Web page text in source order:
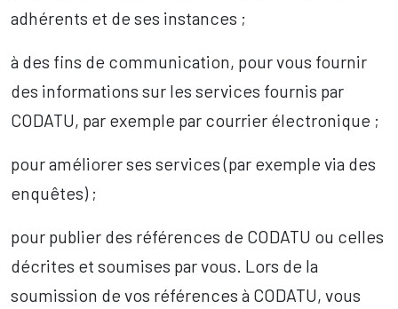
adhérents et de ses instances ;
à des fins de communication, pour vous fournir
des informations sur les services fournis par
CODATU, par exemple par courrier électronique ;
pour améliorer ses services (par exemple via des
enquêtes) ;
pour publier des références de CODATU ou celles
décrites et soumises par vous. Lors de la
soumission de vos références à CODATU, vous